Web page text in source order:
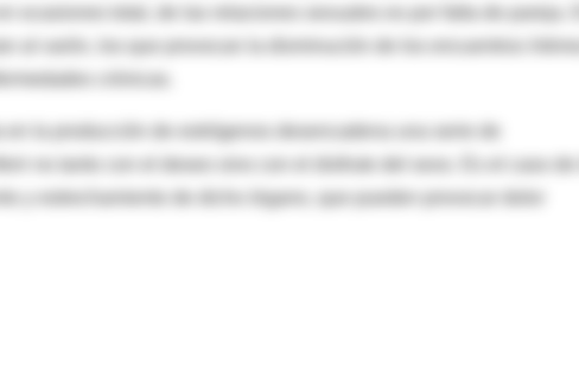
ocasiones total, de las relaciones sexuales es por falta de pareja.
la producción de estrógenos desencadena una serie de
no tanto con el deseo sino con el disfrute del sexo. Es el caso de
y estrechamiento de dicho órgano, que pueden provocar dolor